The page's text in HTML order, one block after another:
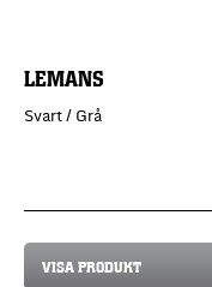
LEMANS
Svart / Grå
VISA PRODUKT